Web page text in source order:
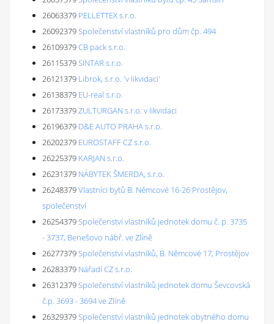
26063379 PELLETTEX s.r.o.
26092379Společenství vlastníků pro dům čp. 494
26109379CB pack s.r.o.
26115379SINTAR s.r.o.
26121379 Librok, s.r.o. 'v likvidaci'
26138379 EU-real s.r.o.
26173379ZULTURGAN s.r.o. v likvidaci
26196379 D&E AUTO PRAHA s.r.o.
26202379 EUROSTAFF CZ s.r.o.
26225379 KARJAN s.r.o.
26231379 NÁBYTEK ŠMERDA, s.r.o.
26248379Vlastníci bytů B. Němcové 16-26 Prostějov,
společenství
26254379Společenství vlastníků jednotek domu č. p. 3735
- 3737, Benešovo nábř. ve Zlíně
26277379Společenství vlastníků, B. Němcové 17, Prostějov
26283379 Nářadí CZ s.r.o.
26312379Společenství vlastníků jednotek domu Ševcovská
č.p. 3693 - 3694 ve Zlíně
26329379Společenství vlastníků jednotek obytného domu